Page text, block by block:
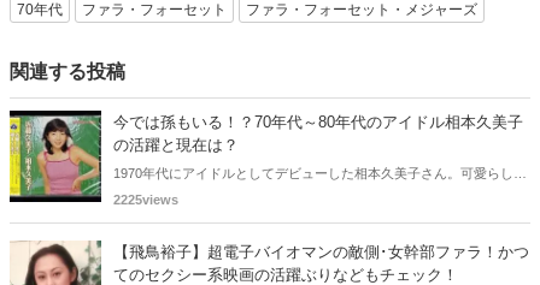
70年代
ファラ・フォーセット ファラ・フォーセット・メジャーズ
関連する投稿
今では孫もいる！？70年代～80年代のアイドル相本久美子
の活躍と現在は？
1970年代にアイドルとしてデビューした相本久美子さん。可愛らしい
ルックスと明るいキャラクターで人気を集めました。その後は女優や
したね。そんな相本久美子さんは現在は何をしているのでしょうか？
そこで今回は相本久美子さんの活躍や現在についてご紹介します。
2225views
【飛鳥裕子】超電子バイオマンの敵側･女幹部ファラ！かつ
てのセクシー系映画の活躍ぶりなどもチェック！